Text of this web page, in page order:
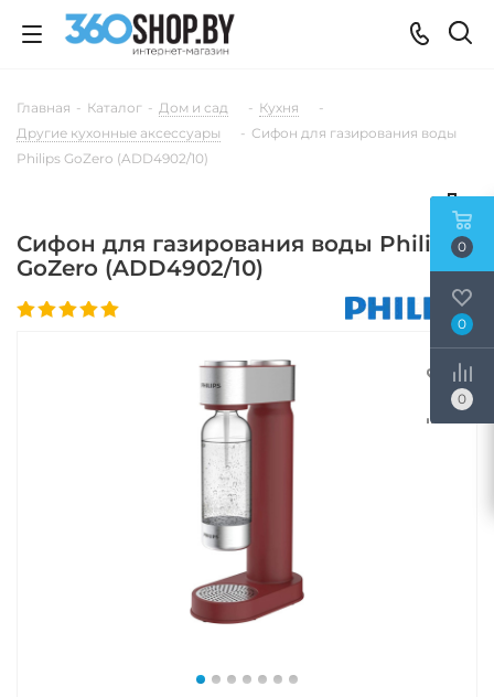
Главная - Каталог - Дом и сад - Кухня
-
Другие кухонные аксессуары
- Сифон для газирования воды
Philips GoZero (ADD4902/10)
Сифон для газирования воды Philips
GoZero (ADD4902/10)
0
0
0